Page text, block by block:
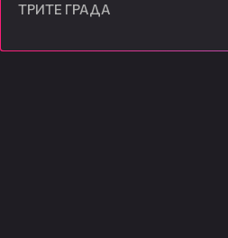
ТРИТЕ ГРАДА